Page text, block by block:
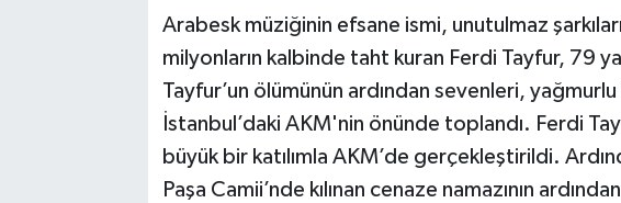
Arabesk müziğinin efsane ismi, unutulmaz
milyonların kalbinde taht kuran Ferdi Tayfur, 79
Tayfur’un ölümünün ardından sevenleri,
İstanbul’daki AKM'nin önünde toplandı. Ferdi
büyük bir katılımla AKM’de gerçekleştirildi.
Paşa Camii’nde kılınan cenaze namazının